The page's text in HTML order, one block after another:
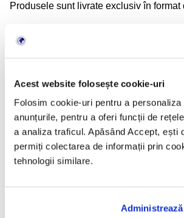
Acest website folosește cookie-uri
Folosim cookie-uri pentru a
anunțurile, pentru a oferi funcții de
a analiza traficul. Apăsând Accept, ești
permiți colectarea de informații prin
tehnologii similare.
Produsele sunt livrate exclusiv în
LicenteOnline.ro este operat de
Adresă: Beiuș, Jud. Bihor, România
Informații
TERMENI SI CONDITII
CONFIDENTIALITATE